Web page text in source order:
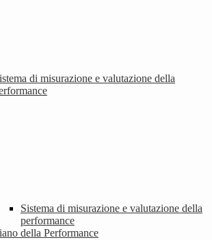
di misurazione e valutazione della
Sistema di misurazione e valutazione della
performance
della Performance